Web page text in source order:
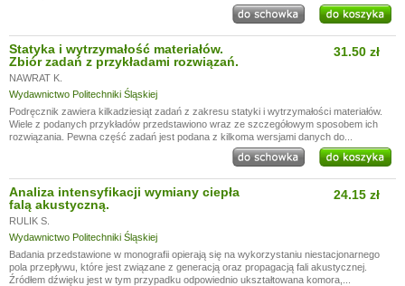
Statyka i wytrzymałość materiałów.
Zbiór zadań z przykładami rozwiązań.
NAWRAT K.
Wydawnictwo Politechniki Śląskiej
31.50 zł
Podręcznik zawiera kilkadziesiąt zadań z zakresu statyki i wytrzymałości materiałów.
Wiele z podanych przykładów przedstawiono wraz ze szczegółowym sposobem ich
rozwiązania. Pewna część zadań jest podana z kilkoma wersjami danych do...
Analiza intensyfikacji wymiany ciepła
falą akustyczną.
RULIK S.
Wydawnictwo Politechniki Śląskiej
24.15 zł
Badania przedstawione w monografii opierają się na wykorzystaniu niestacjonarnego
pola przepływu, które jest związane z generacją oraz propagacją fali akustycznej.
Źródłem dźwięku jest w tym przypadku odpowiednio ukształtowana komora,...